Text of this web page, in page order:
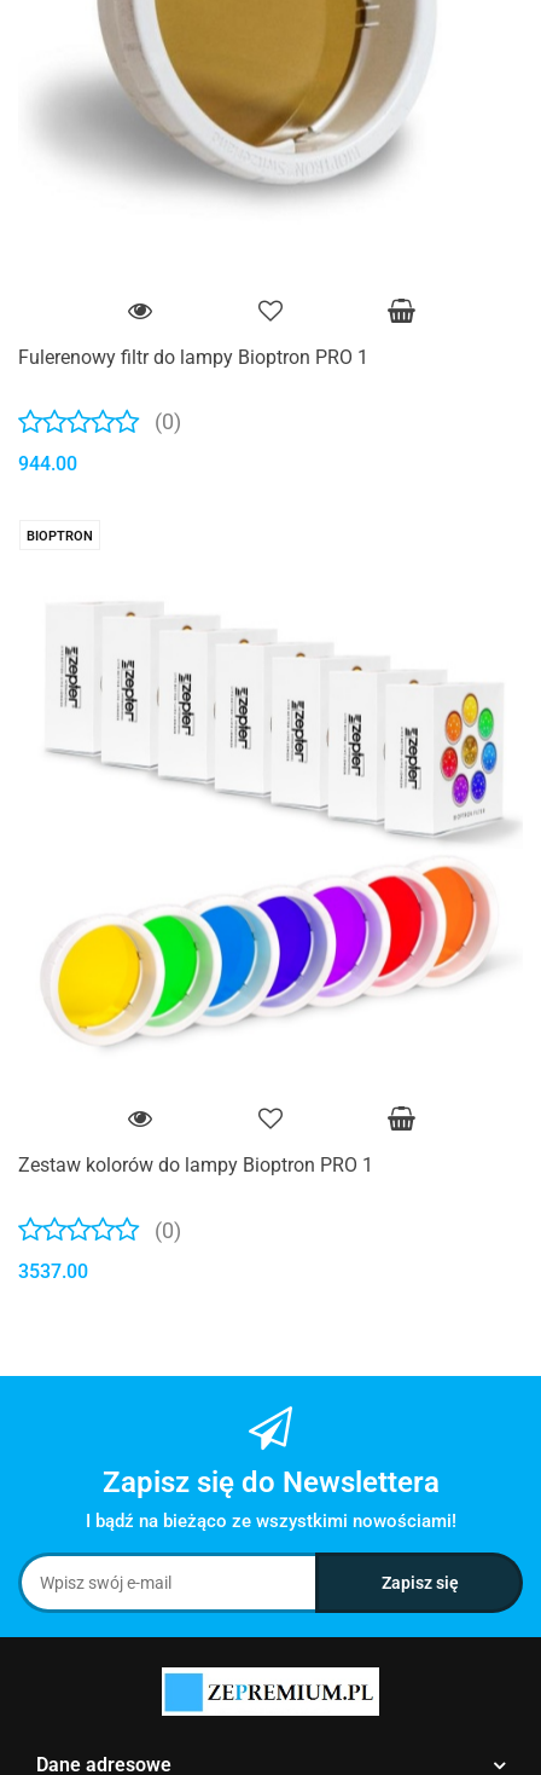
Fulerenowy filtr do lampy Bioptron PRO 1
(0)
944.00
BIOPTRON
Zestaw kolorów do lampy Bioptron PRO 1
(0)
3537.00
Zapisz się do Newslettera
I bądź na bieżąco ze wszystkimi nowościami!
Dane adresowe